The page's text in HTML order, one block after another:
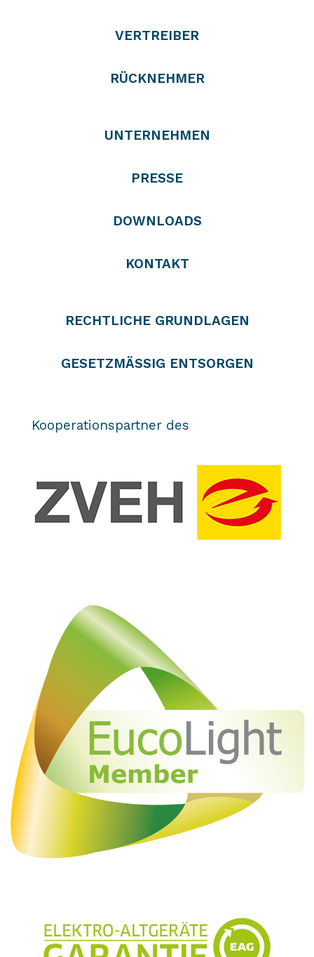
VERTREIBER
RÜCKNEHMER
UNTERNEHMEN
PRESSE
DOWNLOADS
KONTAKT
RECHTLICHE GRUNDLAGEN
GESETZMÄSSIG ENTSORGEN
Kooperationspartner des